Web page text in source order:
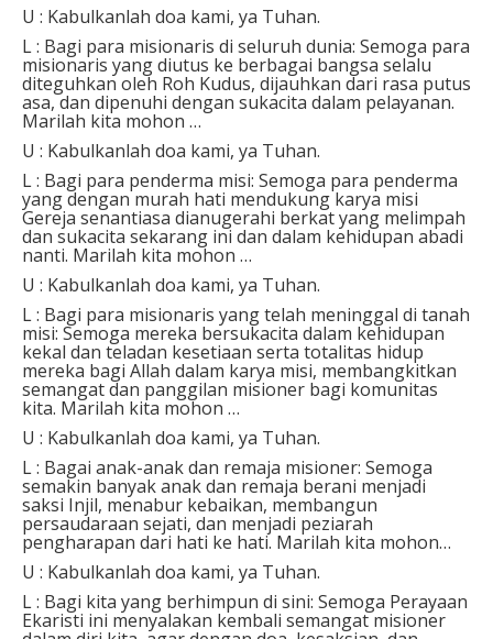
U : Kabulkanlah doa kami, ya Tuhan.
L : Bagi para misionaris di seluruh dunia: Semoga para
misionaris yang diutus ke berbagai bangsa selalu
diteguhkan oleh Roh Kudus, dijauhkan dari rasa putus
asa, dan dipenuhi dengan sukacita dalam pelayanan.
Marilah kita mohon …
U : Kabulkanlah doa kami, ya Tuhan.
L : Bagi para penderma misi: Semoga para penderma
yang dengan murah hati mendukung karya misi
Gereja senantiasa dianugerahi berkat yang melimpah
dan sukacita sekarang ini dan dalam kehidupan abadi
nanti. Marilah kita mohon …
U : Kabulkanlah doa kami, ya Tuhan.
L : Bagi para misionaris yang telah meninggal di tanah
misi: Semoga mereka bersukacita dalam kehidupan
kekal dan teladan kesetiaan serta totalitas hidup
mereka bagi Allah dalam karya misi, membangkitkan
semangat dan panggilan misioner bagi komunitas
kita. Marilah kita mohon …
U : Kabulkanlah doa kami, ya Tuhan.
L : Bagai anak-anak dan remaja misioner: Semoga
semakin banyak anak dan remaja berani menjadi
saksi Injil, menabur kebaikan, membangun
persaudaraan sejati, dan menjadi peziarah
pengharapan dari hati ke hati. Marilah kita mohon…
U : Kabulkanlah doa kami, ya Tuhan.
L : Bagi kita yang berhimpun di sini: Semoga Perayaan
Ekaristi ini menyalakan kembali semangat misioner